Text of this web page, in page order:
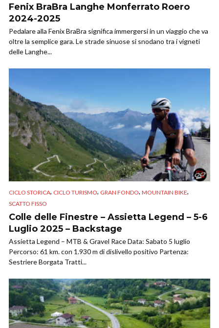
Fenix BraBra Langhe Monferrato Roero
2024-2025
Pedalare alla Fenix BraBra significa immergersi in un viaggio che va
oltre la semplice gara. Le strade sinuose si snodano tra i vigneti
delle Langhe...
CICLO STORICA, CICLO TURISMO, GRAN FONDO, MOUNTAIN BIKE,
SCATTO FISSO
Colle delle Finestre – Assietta Legend – 5-6
Luglio 2025 – Backstage
Assietta Legend – MTB & Gravel Race Data: Sabato 5 luglio
Percorso: 61 km. con 1.930 m di dislivello positivo Partenza:
Sestriere Borgata Tratti...